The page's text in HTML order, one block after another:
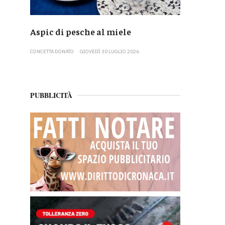
Aspic di pesche al miele
CONCETTA DONATO GIOVEDÌ 30 LUGLIO 2026
PUBBLICITÀ